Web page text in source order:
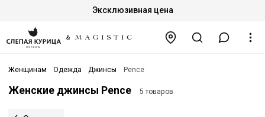
Эксклюзивная цена
Женщинам Одежда Джинсы Pence
Женские джинсы Pence 5 товаров